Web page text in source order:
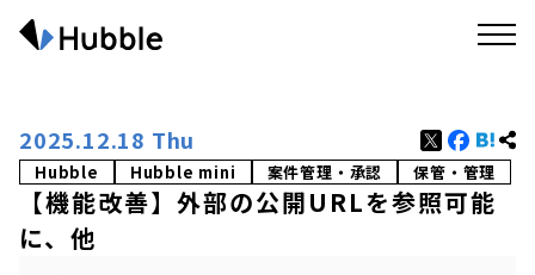
2025.12.18 Thu
Hubble Hubble mini 案件管理・承認 保管・管理
【機能改善】外部の公開URLを参照可能
に、他